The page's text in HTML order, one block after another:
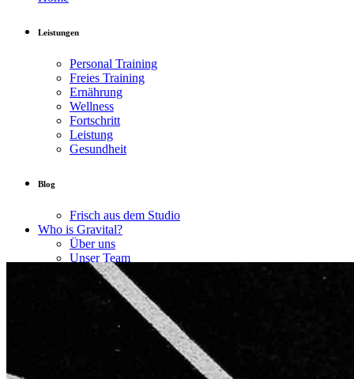
Leistungen
Personal Training
Freies Training
Ernährung
Wellness
Fortschritt
Leistung
Gesundheit
Blog
Frisch aus dem Studio
Who is Gravital?
Über uns
Unser Team
AGB
Impressum
Datenschutzerklärung
Starke Partner für starke Ergebnisse